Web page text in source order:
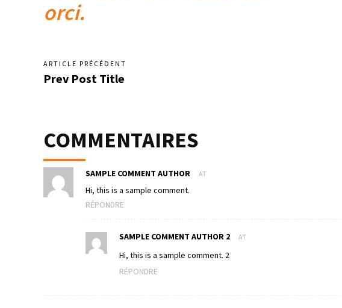
orci.
ARTICLE PRÉCÉDENT
Prev Post Title
COMMENTAIRES
SAMPLE COMMENT AUTHOR AT
Hi, this is a sample comment.
RÉPONDRE
SAMPLE COMMENT AUTHOR 2 AT
Hi, this is a sample comment. 2
RÉPONDRE